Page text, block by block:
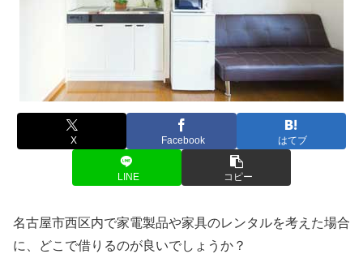
X Facebook はてブ
LINE コピー
名古屋市西区内で家電製品や家具のレンタルを考えた場合
に、どこで借りるのが良いでしょうか？